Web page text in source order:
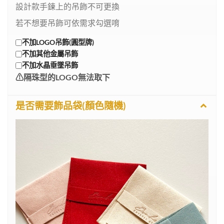
設計款手鍊上的吊飾不可更換
若不想要吊飾可依需求勾選唷
不加LOGO吊飾(圓型牌)
不加其他金屬吊飾
不加水晶垂墜吊飾
⚠︎︎隔珠型的LOGO無法取下
是否需要飾品袋(顏色隨機)